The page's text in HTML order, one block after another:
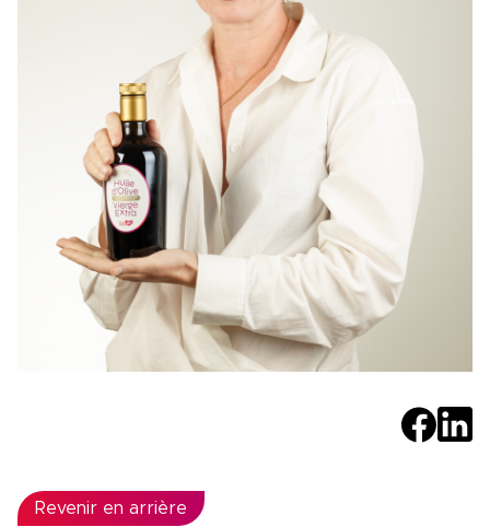
Revenir en arrière